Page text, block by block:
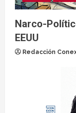
Narco-
EEUU
Redacción